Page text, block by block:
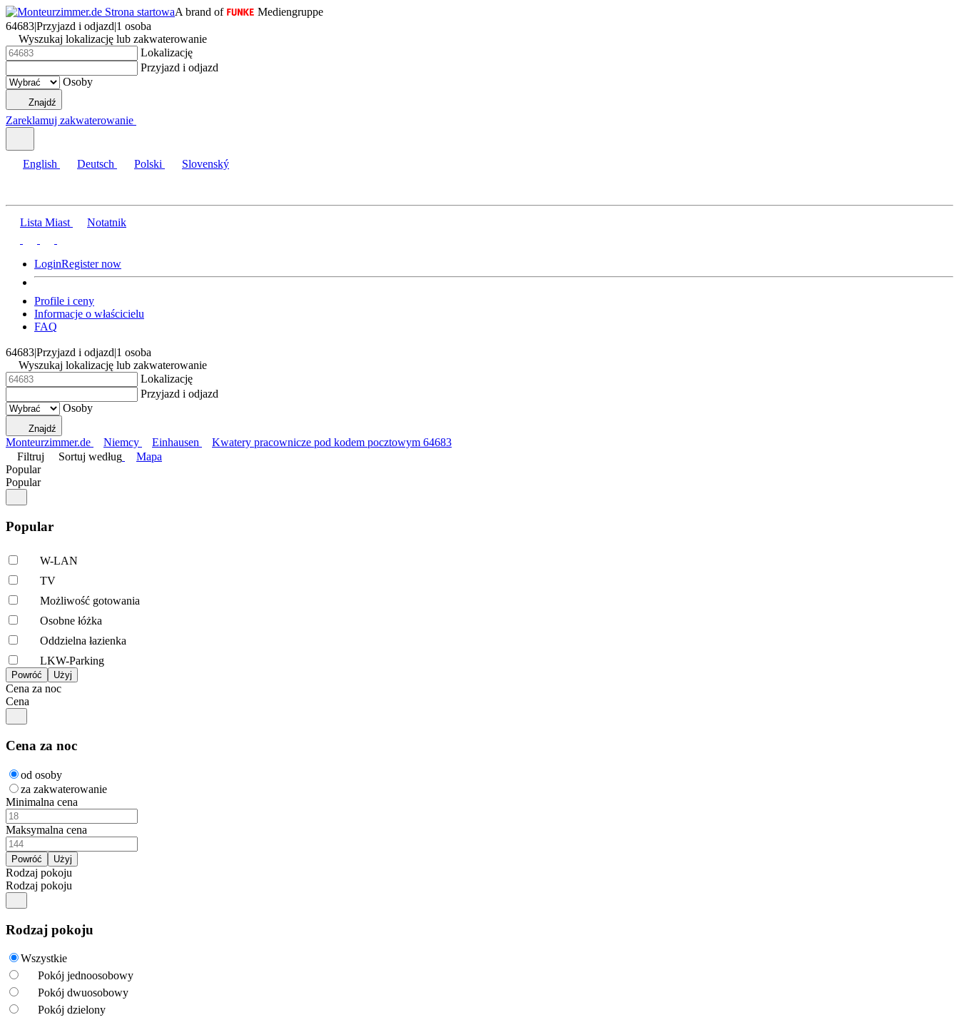
A brand of
Mediengruppe
64683|Przyjazd i odjazd|1 osoba
Wyszukaj lokalizację lub zakwaterowanie
Lokalizację
Przyjazd i odjazd
Osoby
Znajdź
Zareklamuj zakwaterowanie
English Deutsch Polski Slovenský
Lista Miast Notatnik
LoginRegister now
Profile i ceny
Informacje o właścicielu
FAQ
64683|Przyjazd i odjazd|1 osoba
Wyszukaj lokalizację lub zakwaterowanie
Lokalizację
Przyjazd i odjazd
Osoby
Znajdź
Monteurzimmer.de Niemcy Einhausen
Kwatery pracownicze pod kodem pocztowym 64683
Filtruj
Sortuj według
Mapa
Popular
Popular
Popular
W-LAN
TV
Możliwość gotowania
Osobne łóżka
Oddzielna łazienka
LKW-Parking
Cena za noc
Cena
Cena za noc
od osoby
za zakwaterowanie
Minimalna cena
Maksymalna cena
Rodzaj pokoju
Rodzaj pokoju
Rodzaj pokoju
Wszystkie
Pokój jednoosobowy
Pokój dwuosobowy
Pokój dzielony